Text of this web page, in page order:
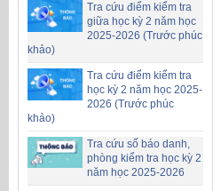
Tra cứu điểm kiểm tra
giữa học kỳ 2 năm học
2025-2026 (Trước phúc
khảo)
Tra cứu điểm kiểm tra
học kỳ 2 năm học 2025-
2026 (Trước phúc
khảo)
Tra cứu số báo danh,
phòng kiểm tra học kỳ 2
năm học 2025-2026